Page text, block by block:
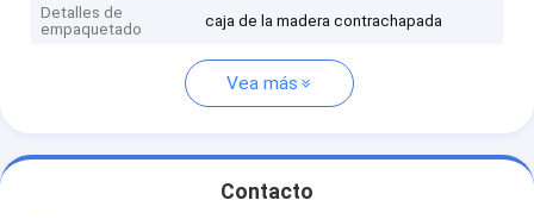
Detalles de
empaquetado
caja de la madera contrachapada
Vea más
Contacto